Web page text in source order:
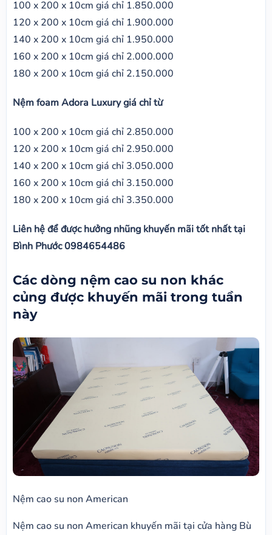
100 x 200 x 10cm giá chỉ 1.850.000
120 x 200 x 10cm giá chỉ 1.900.000
140 x 200 x 10cm giá chỉ 1.950.000
160 x 200 x 10cm giá chỉ 2.000.000
180 x 200 x 10cm giá chỉ 2.150.000
Nệm foam Adora Luxury giá chỉ từ
100 x 200 x 10cm giá chỉ 2.850.000
120 x 200 x 10cm giá chỉ 2.950.000
140 x 200 x 10cm giá chỉ 3.050.000
160 x 200 x 10cm giá chỉ 3.150.000
180 x 200 x 10cm giá chỉ 3.350.000
Liên hệ để được hưởng nhũng khuyến mãi tốt nhất tại
Bình Phước 0984654486
Các dòng nệm cao su non khác
củng được khuyến mãi trong tuần
này
Nệm cao su non American
Nệm cao su non American khuyến mãi tại cửa hàng Bù